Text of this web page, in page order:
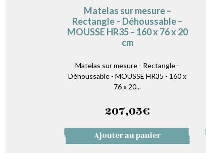
Matelas sur mesure –
Rectangle – Déhoussable –
MOUSSE HR35 – 160 x 76 x 20
cm
Matelas sur mesure - Rectangle -
Déhoussable - MOUSSE HR35 - 160 x
76 x 20...
207,05€
Ajouter au panier